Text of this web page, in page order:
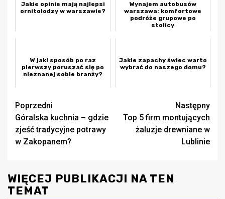
Jakie opinie mają najlepsi
ornitolodzy w warszawie?
Wynajem autobusów
warszawa: komfortowe
podróże grupowe po
stolicy
W jaki sposób po raz
pierwszy poruszać się po
nieznanej sobie branży?
Jakie zapachy świec warto
wybrać do naszego domu?
Zobacz
wpisy
Poprzedni
Góralska kuchnia – gdzie
zjeść tradycyjne potrawy
w Zakopanem?
Następny
Top 5 firm montujących
żaluzje drewniane w
Lublinie
WIĘCEJ PUBLIKACJI NA TEN
TEMAT